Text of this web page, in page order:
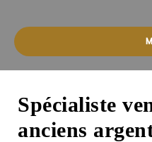
Spécialiste
anciens